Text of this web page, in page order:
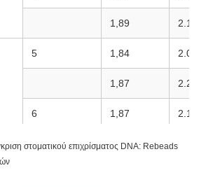
1,89 2.17
5 1,84 2.02
1,87 2.21
6 1,87 2.13
1,87
στοματικού επιχρίσματος DNA: Rebeads